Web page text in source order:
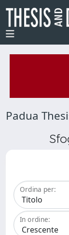
Padua
Ordina per:
In ordine: